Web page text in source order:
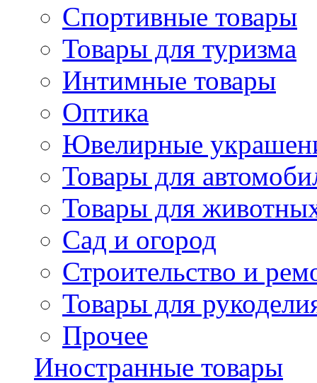
Спортивные товары
Товары для туризма
Интимные товары
Оптика
Ювелирные
Товары для
Товары для
Сад и огород
Строительство и
Товары для
Прочее
Иностранные товары